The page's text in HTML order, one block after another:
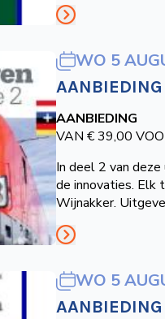
WO 5
AANBIEDING
AANBIEDING
VAN € 39,00
In deel 2 van
de innovaties. Elk
Wijnakker.
WO 5
AANBIEDING